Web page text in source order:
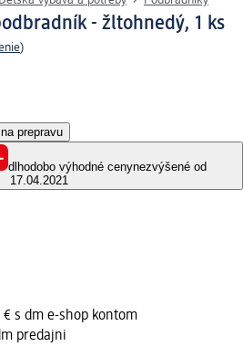
- žltohnedý, 1 ks
)
prepravu
dlhodobo výhodné cenynezvýšené od
17.04.2021
s dm e-shop kontom
predajni